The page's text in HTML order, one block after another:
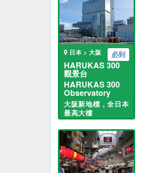
必到
日本 > 大阪
HARUKAS 300
觀景台
HARUKAS 300
Observatory
大阪新地標，全日本
最高大樓